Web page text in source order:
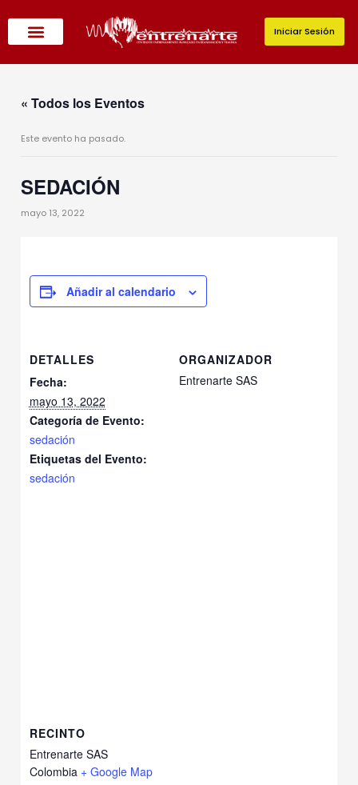
contenido
Iniciar Sesión
« Todos los Eventos
Este evento ha pasado.
SEDACIÓN
mayo 13, 2022
Añadir al calendario
DETALLES
Fecha:
mayo 13, 2022
Categoría de Evento:
sedación
Etiquetas del Evento:
sedación
ORGANIZADOR
Entrenarte SAS
RECINTO
Entrenarte SAS
Colombia + Google Map